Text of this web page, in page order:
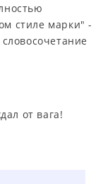
стиле марки" -
от вага!